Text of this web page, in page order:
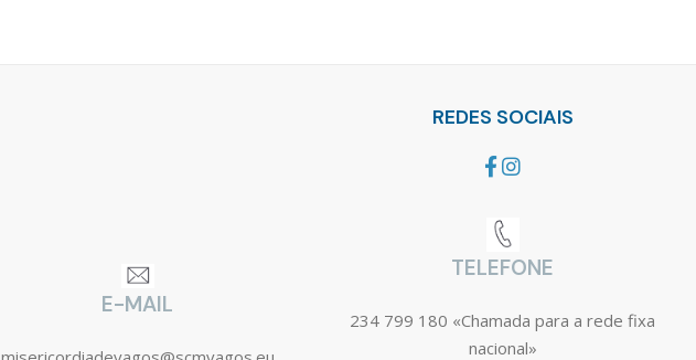
REDES SOCIAIS
E-MAIL
TELEFONE
234 799 180 «Chamada para a rede fixa
nacional»